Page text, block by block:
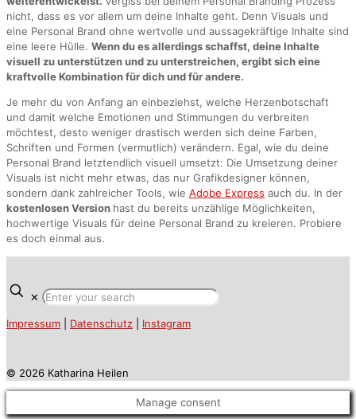
nicht, dass es vor allem um deine Inhalte geht. Denn Visuals und
eine Personal Brand ohne wertvolle und aussagekräftige Inhalte sind
eine leere Hülle. Wenn du es allerdings schaffst, deine Inhalte
visuell zu unterstützen und zu unterstreichen, ergibt sich eine
kraftvolle Kombination für dich und für andere.
Je mehr du von Anfang an einbeziehst, welche Herzenbotschaft
und damit welche Emotionen und Stimmungen du verbreiten
möchtest, desto weniger drastisch werden sich deine Farben,
Schriften und Formen (vermutlich) verändern. Egal, wie du deine
Personal Brand letztendlich visuell umsetzt: Die Umsetzung deiner
Visuals ist nicht mehr etwas, das nur Grafikdesigner können,
sondern dank zahlreicher Tools, wie Adobe Express auch du. In der
kostenlosen Version hast du bereits unzählige Möglichkeiten,
hochwertige Visuals für deine Personal Brand zu kreieren. Probiere
es doch einmal aus.
✕
Impressum Datenschutz Instagram
© 2026 Katharina Heilen
Manage consent